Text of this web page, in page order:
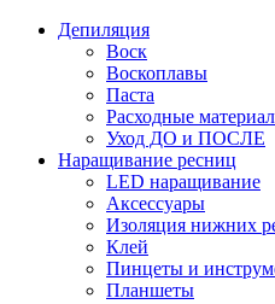
Депиляция
Воск
Воскоплавы
Паста
Расходные
Уход ДО и ПОСЛЕ
Наращивание ресниц
LED наращивание
Аксессуары
Изоляция нижних
Клей
Пинцеты и
Планшеты